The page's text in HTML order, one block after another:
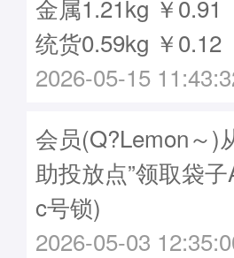
金属1.21kg ￥0.91
统货0.59kg ￥0.12
2026-05-15
会员(Q?Lemon～)
助投放点”领取袋
c号锁)
2026-05-03